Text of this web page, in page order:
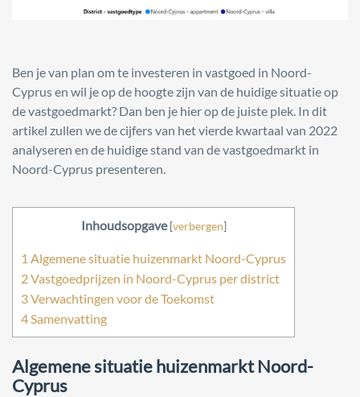
Ben je van plan om te investeren in vastgoed in Noord-
Cyprus en wil je op de hoogte zijn van de huidige situatie op
de vastgoedmarkt? Dan ben je hier op de juiste plek. In dit
artikel zullen we de cijfers van het vierde kwartaal van 2022
analyseren en de huidige stand van de vastgoedmarkt in
Noord-Cyprus presenteren.
Inhoudsopgave [verbergen]
1 Algemene situatie huizenmarkt Noord-Cyprus
2Vastgoedprijzen in Noord-Cyprus per district
3Verwachtingen voor de Toekomst
4Samenvatting
Algemene situatie huizenmarkt Noord-
Cyprus